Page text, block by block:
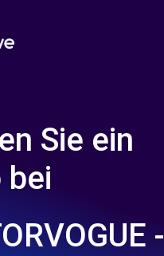
Sie ein
bei
-